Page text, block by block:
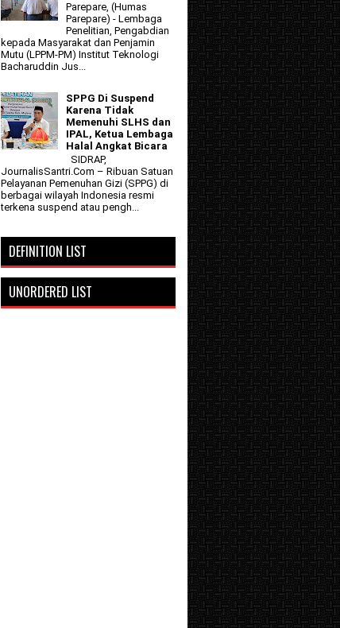
Parepare, (Humas
Parepare) - Lembaga
Penelitian, Pengabdian
kepada Masyarakat dan Penjamin
Mutu (LPPM-PM) Institut Teknologi
Bacharuddin Jus...
SPPG Di Suspend
Karena Tidak
Memenuhi SLHS dan
IPAL, Ketua Lembaga
Halal Angkat Bicara
SIDRAP,
JournalisSantri.Com – Ribuan Satuan
Pelayanan Pemenuhan Gizi (SPPG) di
berbagai wilayah Indonesia resmi
terkena suspend atau pengh...
DEFINITION LIST
UNORDERED LIST